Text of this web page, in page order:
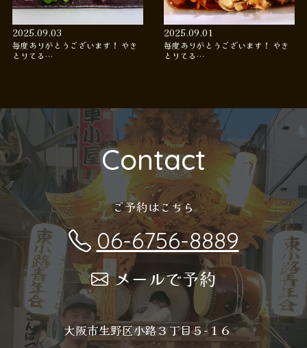
2025.09.03
毎度ありがとうございます！ やき
とりてる…
2025.09.01
毎度ありがとうございます！ やき
とりてる…
Contact
ご予約はこちら
06-6756-8889
メールで予約
大阪市生野区小路３丁目５−１６